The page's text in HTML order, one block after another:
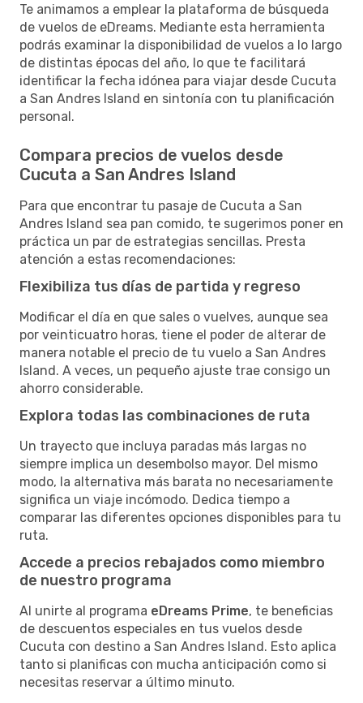
Te animamos a emplear la plataforma de búsqueda
de vuelos de eDreams. Mediante esta herramienta
podrás examinar la disponibilidad de vuelos a lo largo
de distintas épocas del año, lo que te facilitará
identificar la fecha idónea para viajar desde Cucuta
a San Andres Island en sintonía con tu planificación
personal.
Compara precios de vuelos desde
Cucuta a San Andres Island
Para que encontrar tu pasaje de Cucuta a San
Andres Island sea pan comido, te sugerimos poner en
práctica un par de estrategias sencillas. Presta
atención a estas recomendaciones:
Flexibiliza tus días de partida y regreso
Modificar el día en que sales o vuelves, aunque sea
por veinticuatro horas, tiene el poder de alterar de
manera notable el precio de tu vuelo a San Andres
Island. A veces, un pequeño ajuste trae consigo un
ahorro considerable.
Explora todas las combinaciones de ruta
Un trayecto que incluya paradas más largas no
siempre implica un desembolso mayor. Del mismo
modo, la alternativa más barata no necesariamente
significa un viaje incómodo. Dedica tiempo a
comparar las diferentes opciones disponibles para tu
ruta.
Accede a precios rebajados como miembro
de nuestro programa
Al unirte al programa eDreams Prime, te beneficias
de descuentos especiales en tus vuelos desde
Cucuta con destino a San Andres Island. Esto aplica
tanto si planificas con mucha anticipación como si
necesitas reservar a último minuto.